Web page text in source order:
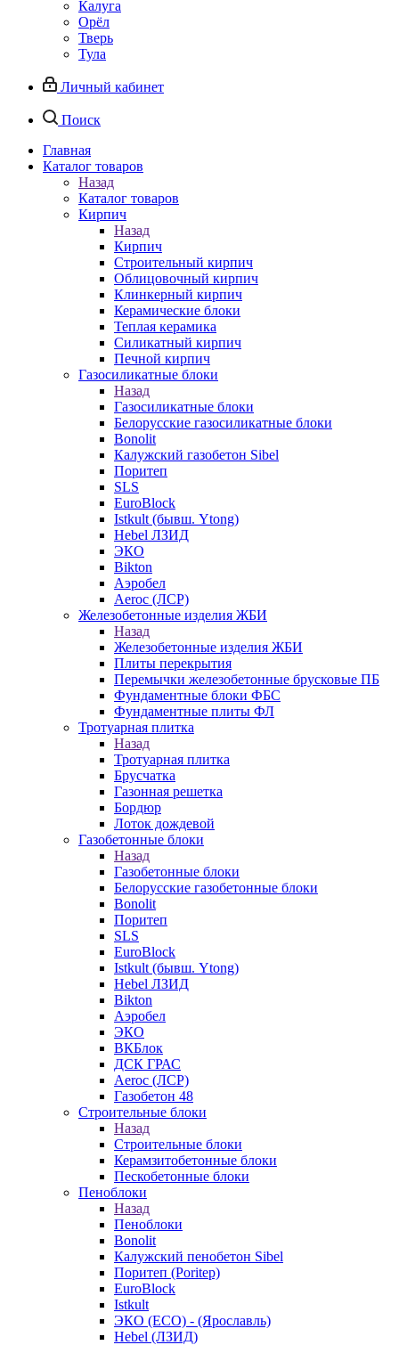
Калуга
Орёл
Тверь
Тула
Личный кабинет
Поиск
Главная
Каталог товаров
Назад
Каталог товаров
Кирпич
Назад
Кирпич
Строительный кирпич
Облицовочный кирпич
Клинкерный кирпич
Керамические блоки
Теплая керамика
Силикатный кирпич
Печной кирпич
Газосиликатные блоки
Назад
Газосиликатные блоки
Белорусские газосиликатные блоки
Bonolit
Калужский газобетон Sibel
Поритеп
SLS
EuroBlock
Istkult (бывш. Ytong)
Hebel ЛЗИД
ЭКО
Bikton
Аэробел
Aeroc (ЛСР)
Железобетонные изделия ЖБИ
Назад
Железобетонные изделия ЖБИ
Плиты перекрытия
Перемычки железобетонные брусковые ПБ
Фундаментные блоки ФБС
Фундаментные плиты ФЛ
Тротуарная плитка
Назад
Тротуарная плитка
Брусчатка
Газонная решетка
Бордюр
Лоток дождевой
Газобетонные блоки
Назад
Газобетонные блоки
Белорусские газобетонные блоки
Bonolit
Поритеп
SLS
EuroBlock
Istkult (бывш. Ytong)
Hebel ЛЗИД
Bikton
Аэробел
ЭКО
ВКБлок
ДСК ГРАС
Aeroc (ЛСР)
Газобетон 48
Строительные блоки
Назад
Строительные блоки
Керамзитобетонные блоки
Пескобетонные блоки
Пеноблоки
Назад
Пеноблоки
Bonolit
Калужский пенобетон Sibel
Поритеп (Poritep)
EuroBlock
Istkult
ЭКО (ECO) - (Ярославль)
Hebel (ЛЗИД)